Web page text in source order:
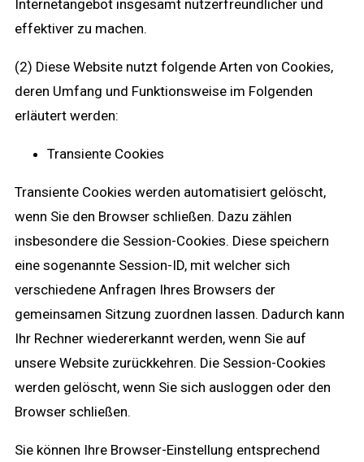
Internetangebot insgesamt nutzerfreundlicher und
effektiver zu machen.
(2) Diese Website nutzt folgende Arten von Cookies,
deren Umfang und Funktionsweise im Folgenden
erläutert werden:
Transiente Cookies
Transiente Cookies werden automatisiert gelöscht,
wenn Sie den Browser schließen. Dazu zählen
insbesondere die Session-Cookies. Diese speichern
eine sogenannte Session-ID, mit welcher sich
verschiedene Anfragen Ihres Browsers der
gemeinsamen Sitzung zuordnen lassen. Dadurch kann
Ihr Rechner wiedererkannt werden, wenn Sie auf
unsere Website zurückkehren. Die Session-Cookies
werden gelöscht, wenn Sie sich ausloggen oder den
Browser schließen.
Sie können Ihre Browser-Einstellung entsprechend